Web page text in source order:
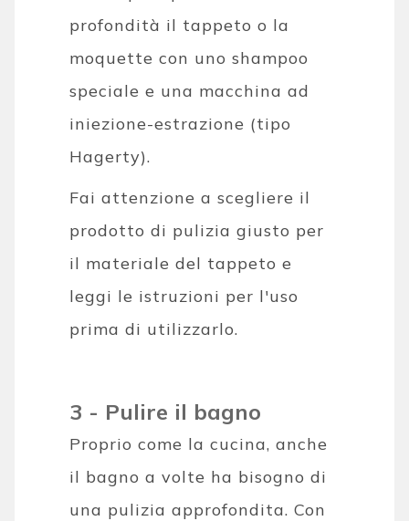
profondità il tappeto o la
moquette con uno shampoo
speciale e una macchina ad
iniezione-estrazione (tipo
Hagerty).
Fai attenzione a scegliere il
prodotto di pulizia giusto per
il materiale del tappeto e
leggi le istruzioni per l'uso
prima di utilizzarlo.
3 - Pulire il bagno
Proprio come la cucina, anche
il bagno a volte ha bisogno di
una pulizia approfondita. Con